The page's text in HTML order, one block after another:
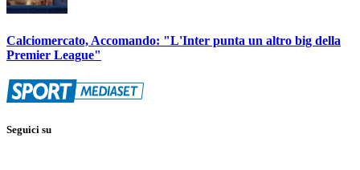
Calciomercato, Accomando: "L'Inter punta un altro big della
Premier League"
Seguici su